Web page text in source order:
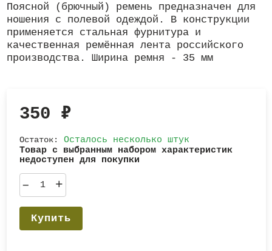
Поясной (брючный) ремень предназначен для
ношения с полевой одеждой. В конструкции
применяется стальная фурнитура и
качественная ремённая лента российского
производства. Ширина ремня - 35 мм
350 ₽
Остаток:
Осталось несколько штук
Товар с выбранным набором характеристик
недоступен для покупки
– +
Купить